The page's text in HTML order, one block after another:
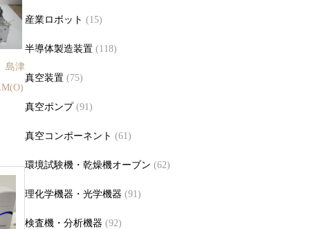
島津
産業ロボット (15)
半導体製造装置 (118)
真空装置 (75)
真空ポンプ(91)
真空コンポーネント (61)
環境試験機・乾燥機オーブン (62)
理化学機器・光学機器 (91)
検査機・分析機器 (92)